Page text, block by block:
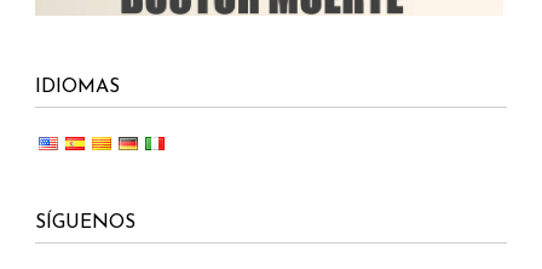
IDIOMAS
SÍGUENOS